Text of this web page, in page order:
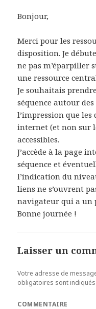
Bonjour,
Merci pour les
disposition. Je
ne pas m’éparpiller
une ressource
Je souhaitais
séquence autour
l’impression que les
internet (et non sur
accessibles.
J’accède à la page
séquence et
l’indication du
liens ne s’ouvrent
navigateur qui a un
Bonne journée !
Laisser un
Votre adresse de
obligatoires sont
COMMENTAIRE